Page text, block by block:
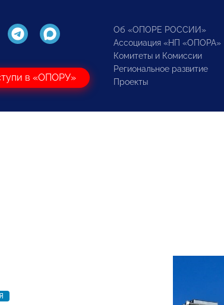
в «ОПОРУ»
Об «ОПОРЕ РОССИИ»
Ассоциация «НП «ОПОРА»
Комитеты и Комиссии
Региональное развитие
Проекты